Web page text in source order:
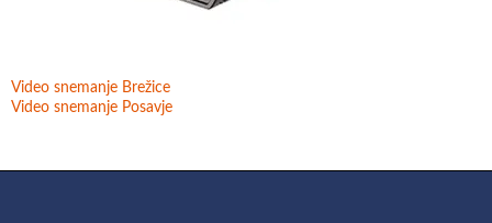
Video snemanje Brežice
Video snemanje Posavje